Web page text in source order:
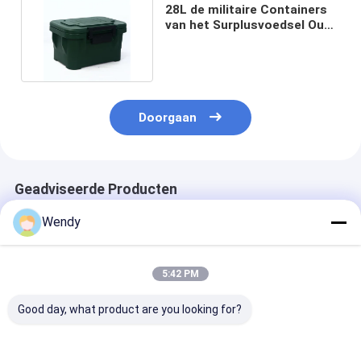
28L de militaire Containers
van het Surplusvoedsel Oud
Doorgaan
Geadviseerde Producten
Wendy
5:42 PM
Good day, what product are you looking for?